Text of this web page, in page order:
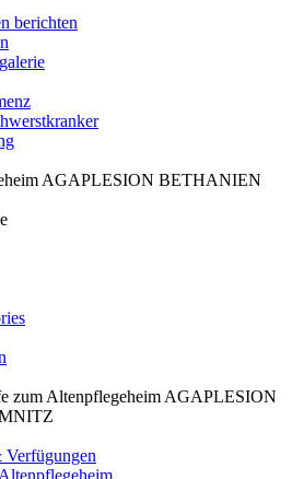
berichten
AGAPLESION BETHANIEN
zum Altenpflegeheim AGAPLESION